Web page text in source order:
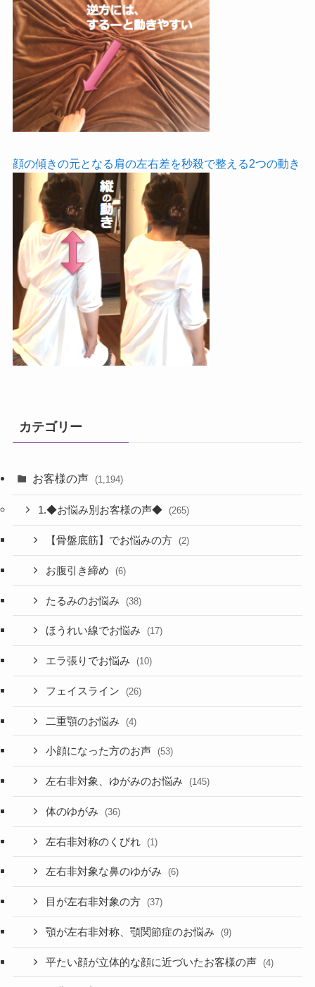
顔の傾きの元となる肩の左右差を秒殺で整える2つの動き
カテゴリー
お客様の声 (1,194)
1.◆お悩み別お客様の声◆ (265)
【骨盤底筋】でお悩みの方 (2)
お腹引き締め (6)
たるみのお悩み (38)
ほうれい線でお悩み (17)
エラ張りでお悩み (10)
フェイスライン (26)
二重顎のお悩み (4)
小顔になった方のお声 (53)
左右非対象、ゆがみのお悩み (145)
体のゆがみ (36)
左右非対称のくびれ (1)
左右非対象な鼻のゆがみ (6)
目が左右非対象の方 (37)
顎が左右非対称、顎関節症のお悩み (9)
平たい顔が立体的な顔に近づいたお客様の声 (4)